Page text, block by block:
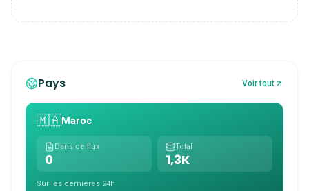
Pays Voir tout
🇲🇦Maroc
Dans ce flux
0
Total
1,3K
Sur les dernières 24h